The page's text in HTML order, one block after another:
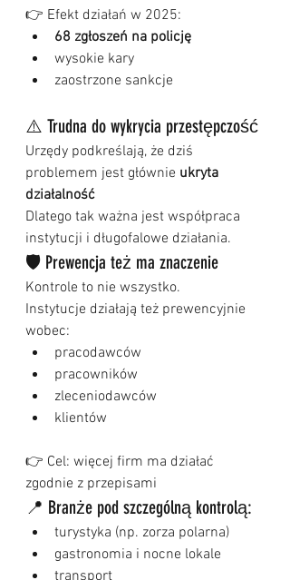
👉 Efekt działań w 2025:
68 zgłoszeń na policję
wysokie kary
zaostrzone sankcje
⚠️ Trudna do wykrycia przestępczość
Urzędy podkreślają, że dziś
problemem jest głównie ukryta
działalność
Dlatego tak ważna jest współpraca
instytucji i długofalowe działania.
🛡️ Prewencja też ma znaczenie
Kontrole to nie wszystko.
Instytucje działają też prewencyjnie
wobec:
pracodawców
pracowników
zleceniodawców
klientów
👉 Cel: więcej firm ma działać
zgodnie z przepisami
📍 Branże pod szczególną kontrolą:
turystyka (np. zorza polarna)
gastronomia i nocne lokale
transport